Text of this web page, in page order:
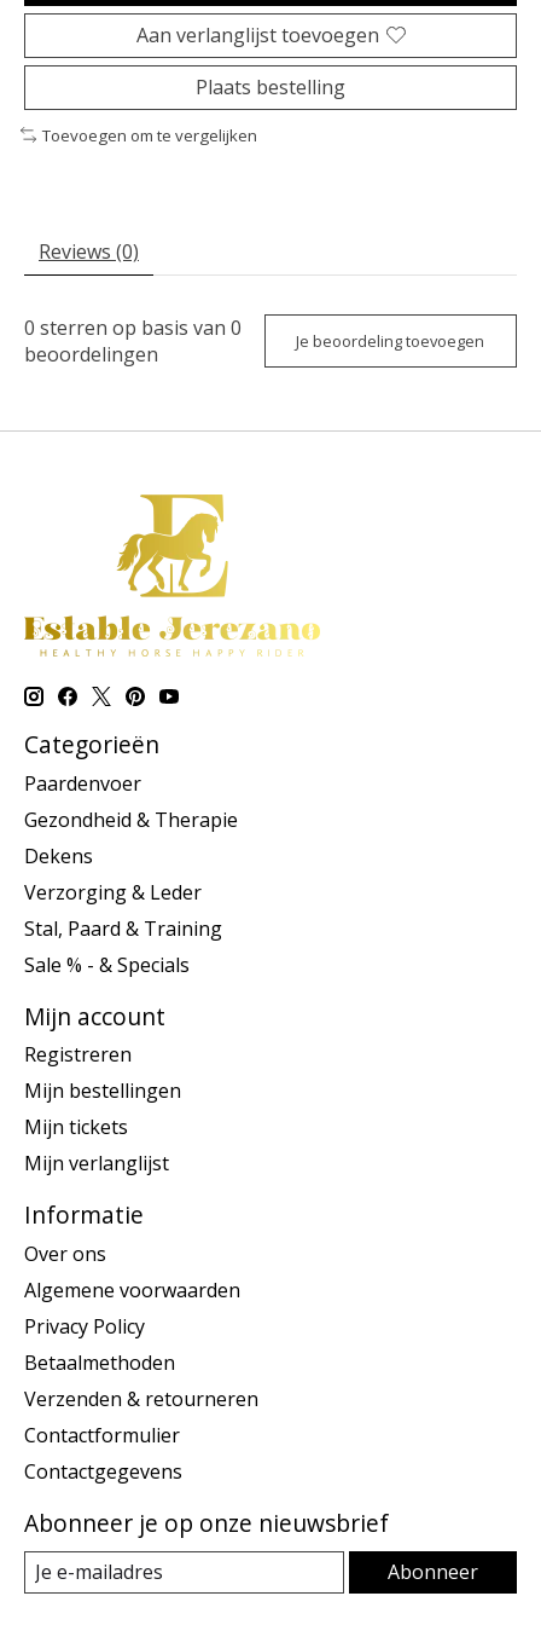
Aan verlanglijst toevoegen
Plaats bestelling
Toevoegen om te vergelijken
Reviews (0)
0 sterren op basis van 0
beoordelingen
Je beoordeling toevoegen
Categorieën
Paardenvoer
Gezondheid & Therapie
Dekens
Verzorging & Leder
Stal, Paard & Training
Sale % - & Specials
Mijn account
Registreren
Mijn bestellingen
Mijn tickets
Mijn verlanglijst
Informatie
Over ons
Algemene voorwaarden
Privacy Policy
Betaalmethoden
Verzenden & retourneren
Contactformulier
Contactgegevens
Abonneer je op onze nieuwsbrief
Abonneer